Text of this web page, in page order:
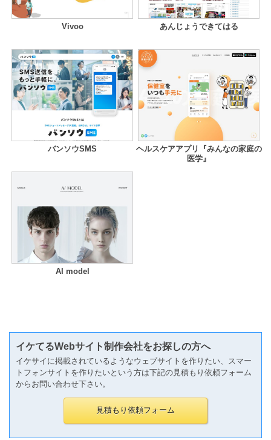
Vivoo あんじょうできてはる
バンソウSMS
ヘルスケアアプリ『みんなの家庭の
医学』
AI model
イケてるWebサイト制作会社をお探しの方へ
イケサイに掲載されているようなウェブサイトを作りたい、スマー
トフォンサイトを作りたいという方は下記の見積もり依頼フォーム
からお問い合わせ下さい。